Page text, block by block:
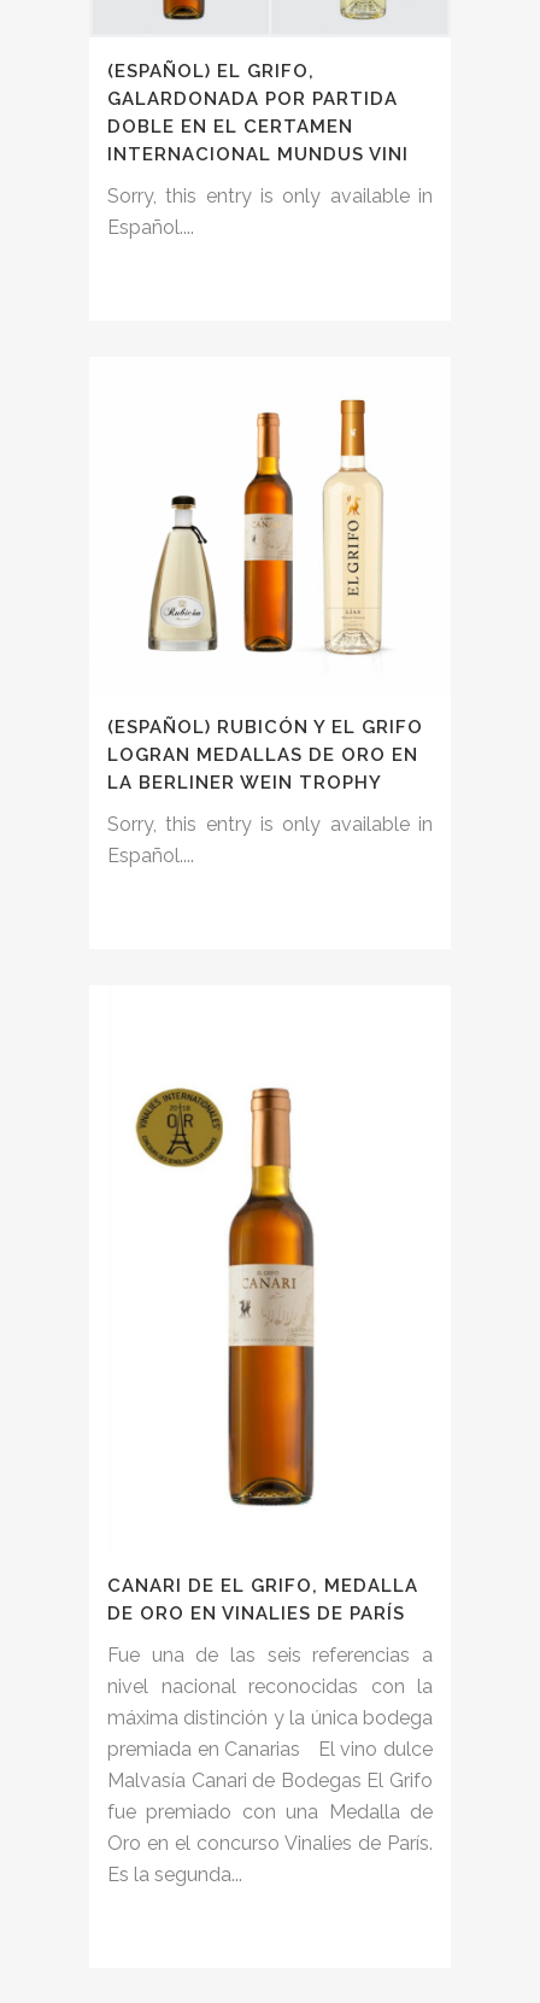
(ESPAÑOL) EL GRIFO,
GALARDONADA POR PARTIDA
DOBLE EN EL CERTAMEN
INTERNACIONAL MUNDUS VINI
Sorry, this entry is only available in
Español....
(ESPAÑOL) RUBICÓN Y EL GRIFO
LOGRAN MEDALLAS DE ORO EN
LA BERLINER WEIN TROPHY
Sorry, this entry is only available in
Español....
CANARI DE EL GRIFO, MEDALLA
DE ORO EN VINALIES DE PARÍS
Fue una de las seis referencias a
nivel nacional reconocidas con la
máxima distinción y la única bodega
premiada en Canarias El vino dulce
Malvasía Canari de Bodegas El Grifo
fue premiado con una Medalla de
Oro en el concurso Vinalies de París.
Es la segunda...